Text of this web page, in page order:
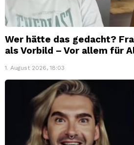
Wer hätte das gedacht?
als Vorbild – Vor allem für
1. August 2026, 18:03